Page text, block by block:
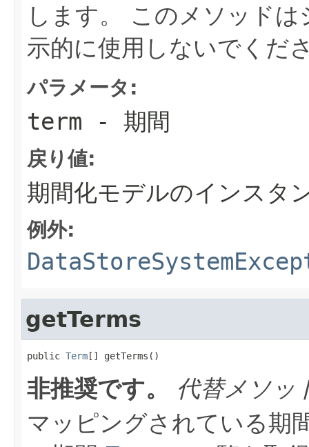
します。 このメソッド
示的に使用しないでくだ
パラメータ:
term - 期間
戻り値:
期間化モデルのインスタ
例外:
getTerms
public Term[] getTerms()
非推奨です。
代替メソッ
マッピングされている期